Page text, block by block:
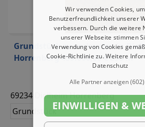
Grundstück zu verkaufen in
Horrenberg 459.000,00 € 836 m²
69234 Dielheim Horrenberg
Grundstück
Wir verwenden Cookies,
Benutzerfreundlichkeit unserer
verbessern. Durch die weitere
unserer Webseite stimmen
Verwendung von Cookies
Cookie-Richtlinie zu.Weitere
Datenschutz
Alle Partner anzeigen
EINWILLIGEN &